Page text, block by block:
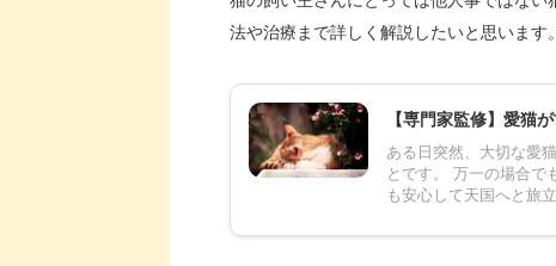
法や治療まで詳しく解説したいと思います。
【専門家監修】愛猫
ある日突然、大切な愛
とです。 万一の場合で
も安心して天国へと旅